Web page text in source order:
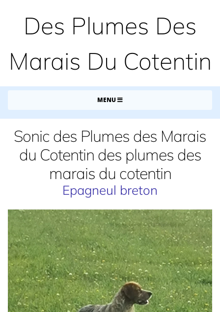
Des Plumes Des
Marais Du Cotentin
MENU
Sonic des Plumes des Marais
du Cotentin des plumes des
marais du cotentin
Epagneul breton